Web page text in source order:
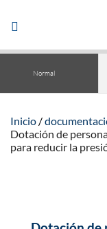
Abrir/Cerrar
navegación
Normal
Inicio
Dotación de
para reducir la